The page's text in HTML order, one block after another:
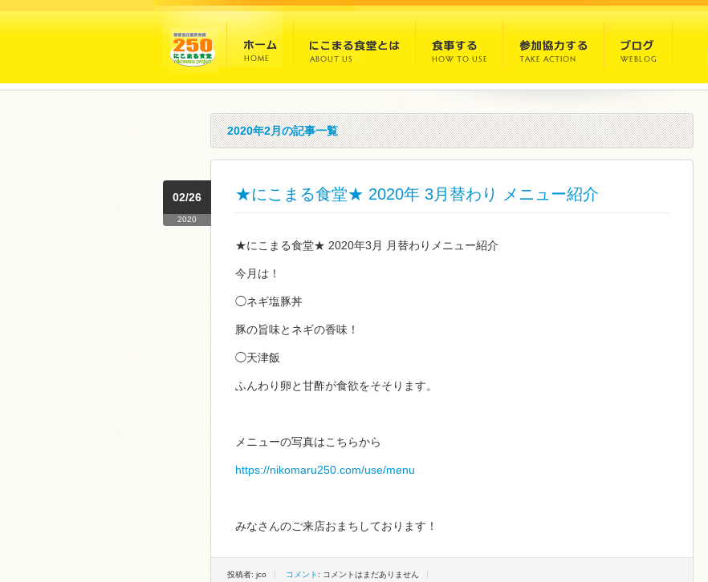
2020年2月の記事一覧
★にこまる食堂★ 2020年 3月替わり メニュー紹介
02/26
2020
★にこまる食堂★ 2020年3月 月替わりメニュー紹介
今月は！
◯ネギ塩豚丼
豚の旨味とネギの香味！
◯天津飯
ふんわり卵と甘酢が食欲をそそります。
メニューの写真はこちらから
https://nikomaru250.com/use/menu
みなさんのご来店おまちしております！
投稿者: jco コメント : コメントはまだありません